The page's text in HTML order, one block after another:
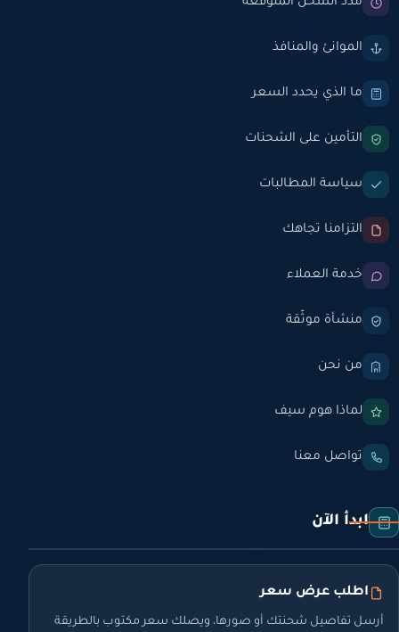
الموانئ والمنافذ
ما الذي يحدد السعر
التأمين على الشحنات
سياسة المطالبات
التزامنا تجاهك
خدمة العملاء
منشأة موثّقة
من نحن
لماذا هوم سيف
تواصل معنا
ابدأ الآن
اطلب عرض سعر
أرسل تفاصيل شحنتك أو صورها، ويصلك سعر مكتوب بالطريقة